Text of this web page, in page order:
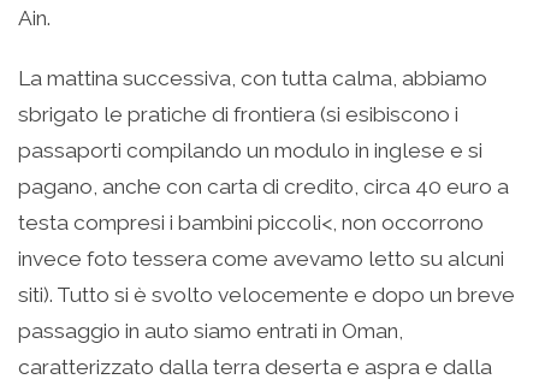
Ain.
La mattina successiva, con tutta calma, abbiamo
sbrigato le pratiche di frontiera (si esibiscono i
passaporti compilando un modulo in inglese e si
pagano, anche con carta di credito, circa 40 euro a
testa compresi i bambini piccoli<, non occorrono
invece foto tessera come avevamo letto su alcuni
siti). Tutto si è svolto velocemente e dopo un breve
passaggio in auto siamo entrati in Oman,
caratterizzato dalla terra deserta e aspra e dalla